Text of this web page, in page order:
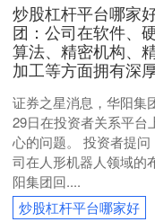
炒股杠杆平台哪家
团：公司在软件、
算法、精密机构、
加工等方面拥有深
证券之星消息，华阳集
29日在投资者关系平台
心的问题。 投资者提
司在人形机器人领域的
阳集团回....
炒股杠杆平台哪家好